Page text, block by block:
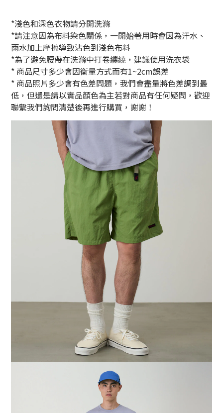
*淺色和深色衣物請分開洗滌
*請注意因為布料染色關係，一開始著用時會因為汗水、
雨水加上摩擦導致沾色到淺色布料
*為了避免腰帶在洗滌中打卷纏繞，建議使用洗衣袋
* 商品尺寸多少會因衡量方式而有1~2cm誤差
* 商品照片多少會有色差問題，我們會盡量將色差調到最
低，但還是請以實品顏色為主若對商品有任何疑問，歡迎
聯繫我們詢問清楚後再進行購買，謝謝！